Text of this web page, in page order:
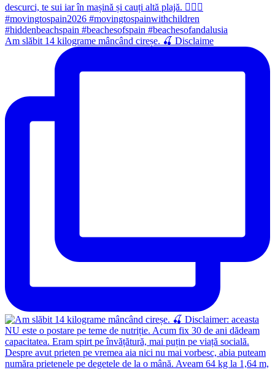
Am slăbit 14 kilograme mâncând cireșe. 🍒 Disclaime